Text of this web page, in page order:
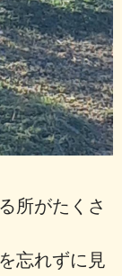
所がたくさ
忘れずに見